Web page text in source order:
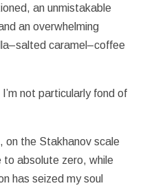
an unmistakable
an overwhelming
caramel–coffee
not particularly fond of
on the Stakhanov scale
to absolute zero, while
has seized my soul